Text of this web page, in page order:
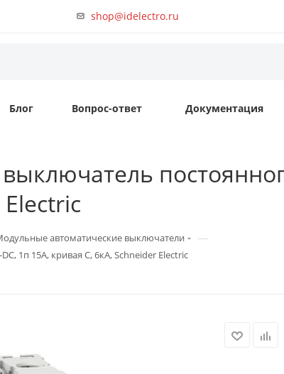
shop@idelectro.ru
Блог Вопрос-ответ Документация
автоматические выключатели —
1п 15А, кривая C, 6кА, Schneider Electric